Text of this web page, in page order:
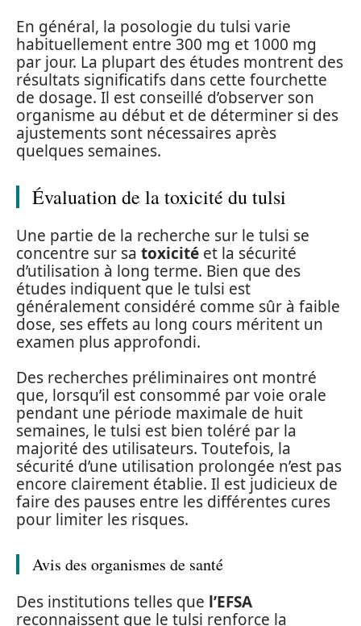
En général, la posologie du tulsi varie
habituellement entre 300 mg et 1000 mg
par jour. La plupart des études montrent des
résultats significatifs dans cette fourchette
de dosage. Il est conseillé d’observer son
organisme au début et de déterminer si des
ajustements sont nécessaires après
quelques semaines.
Évaluation de la toxicité du tulsi
Une partie de la recherche sur le tulsi se
concentre sur sa toxicité et la sécurité
d’utilisation à long terme. Bien que des
études indiquent que le tulsi est
généralement considéré comme sûr à faible
dose, ses effets au long cours méritent un
examen plus approfondi.
Des recherches préliminaires ont montré
que, lorsqu’il est consommé par voie orale
pendant une période maximale de huit
semaines, le tulsi est bien toléré par la
majorité des utilisateurs. Toutefois, la
sécurité d’une utilisation prolongée n’est pas
encore clairement établie. Il est judicieux de
faire des pauses entre les différentes cures
pour limiter les risques.
Avis des organismes de santé
Des institutions telles que l’EFSA
reconnaissent que le tulsi renforce la